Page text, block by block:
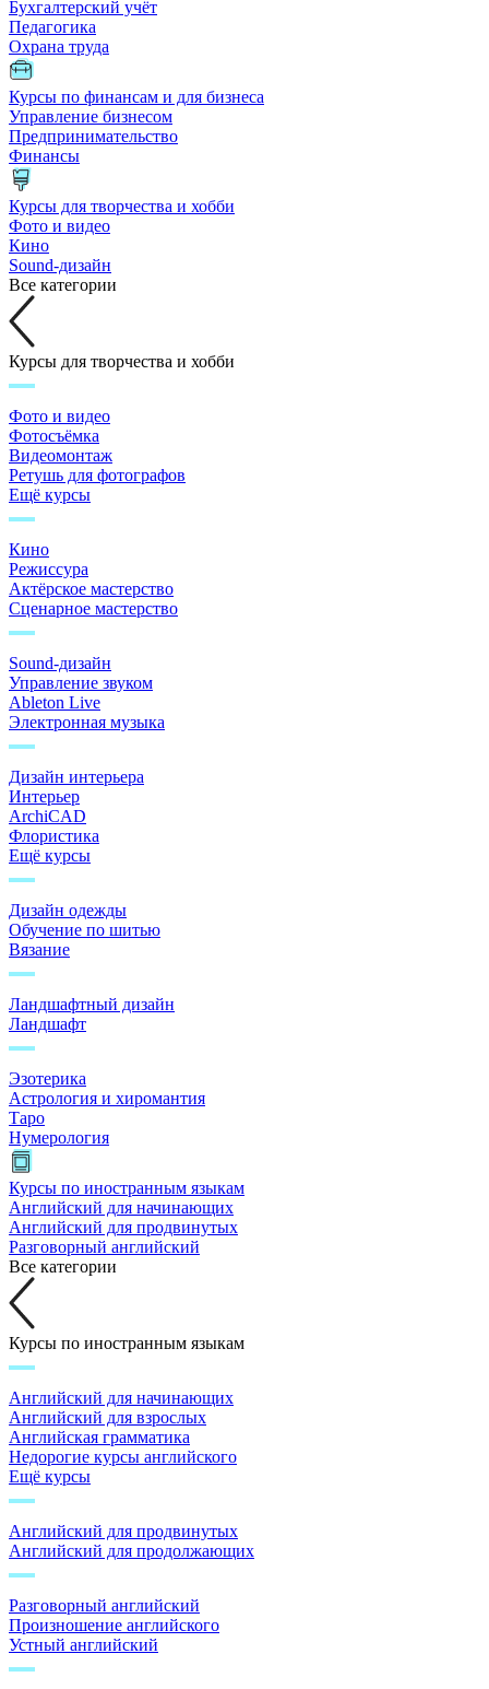
Бухгалтерский учёт
Педагогика
Охрана труда
Курсы по финансам и для бизнеса
Управление бизнесом
Предпринимательство
Финансы
Курсы для творчества и хобби
Фото и видео
Кино
Sound-дизайн
Все категории
Курсы для творчества и хобби
Фото и видео
Фотосъёмка
Видеомонтаж
Ретушь для фотографов
Ещё курсы
Кино
Режиссура
Актёрское мастерство
Сценарное мастерство
Sound-дизайн
Управление звуком
Ableton Live
Электронная музыка
Дизайн интерьера
Интерьер
ArchiCAD
Флористика
Ещё курсы
Дизайн одежды
Обучение по шитью
Вязание
Ландшафтный дизайн
Ландшафт
Эзотерика
Астрология и хиромантия
Таро
Нумерология
Курсы по иностранным языкам
Английский для начинающих
Английский для продвинутых
Разговорный английский
Все категории
Курсы по иностранным языкам
Английский для начинающих
Английский для взрослых
Английская грамматика
Недорогие курсы английского
Ещё курсы
Английский для продвинутых
Английский для продолжающих
Разговорный английский
Произношение английского
Устный английский